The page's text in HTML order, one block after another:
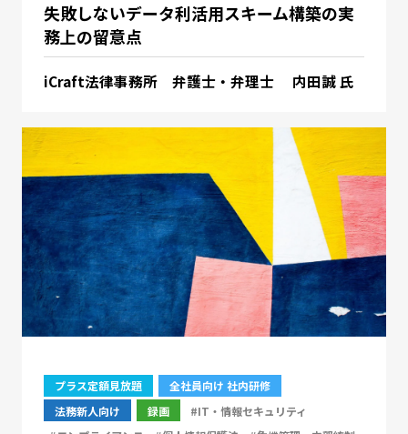
失敗しないデータ利活用スキーム構築の実
務上の留意点
iCraft法律事務所 弁護士・弁理士 内田誠 氏
プラス定額見放題
全社員向け 社内研修
法務新人向け
録画
#IT・情報セキュリティ